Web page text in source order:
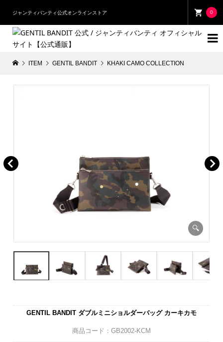
ジャンティバンティ公式オンラインストア 0

ITEM GENTIL BANDIT KHAKI CAMO COLLECTION
GENTIL BANDIT ダブルミニショルダーバッグ カーキカモ
商品コード：GB2002-KCM